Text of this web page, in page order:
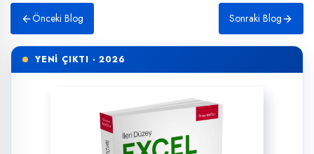
Önceki Blog Sonraki Blog
YENİ ÇIKTI · 2026